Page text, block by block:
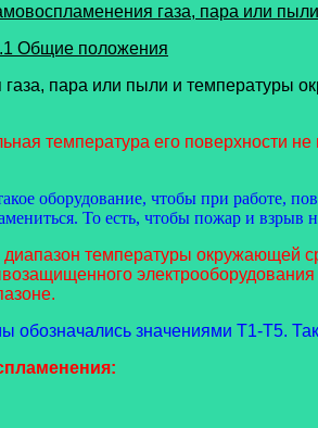
газа, пара или
Общие положения
пара или пыли и температуры
температура его поверхности
оборудование, чтобы при работе,
То есть, чтобы пожар и взрыв
температуры окружающей
значениями Т1-Т5.